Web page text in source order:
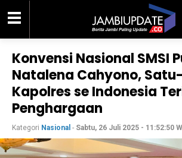
Konvensi Nasional SMSI
Natalena Cahyono,
Kapolres se Indonesia
Penghargaan
Kategori Nasional - Sabtu, 26 Juli 2025 - 11:52:50